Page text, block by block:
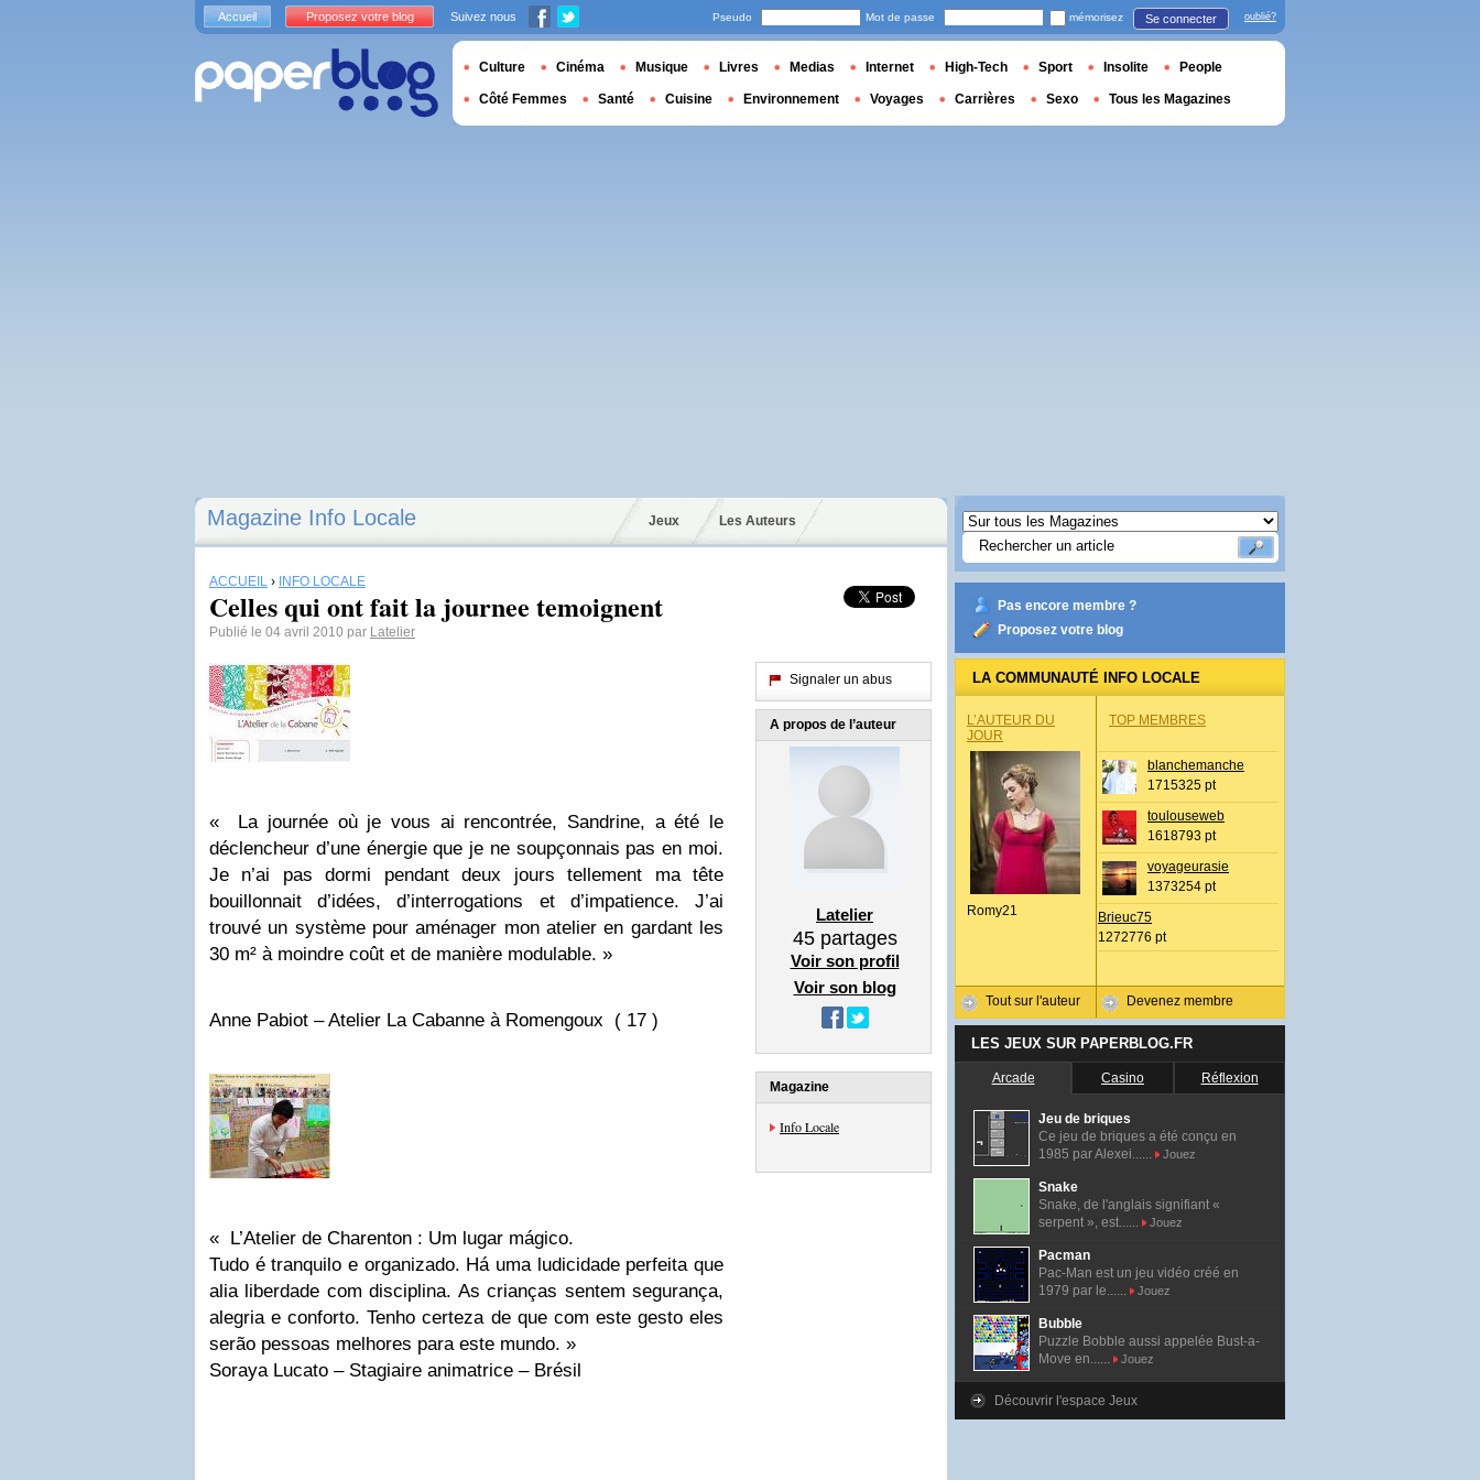
Magazine Info Locale Jeux Les Auteurs
ACCUEIL › INFO LOCALE
Celles qui ont fait la journee temoignent
Publié le 04 avril 2010 par Latelier
« La journée où je vous ai rencontrée, Sandrine, a été le
déclencheur d’une énergie que je ne soupçonnais pas en moi.
Je n’ai pas dormi pendant deux jours tellement ma tête
bouillonnait d’idées, d’interrogations et d’impatience. J’ai
trouvé un système pour aménager mon atelier en gardant les
30 m² à moindre coût et de manière modulable. »
Anne Pabiot – Atelier La Cabanne à Romengoux ( 17 )
« L’Atelier de Charenton : Um lugar mágico.
Tudo é tranquilo e organizado. Há uma ludicidade perfeita que
alia liberdade com disciplina. As crianças sentem segurança,
alegria e conforto. Tenho certeza de que com este gesto eles
serão pessoas melhores para este mundo. »
Soraya Lucato – Stagiaire animatrice – Brésil
Signaler un abus
A propos de l’auteur
Latelier
45partages
Voir son profil
Voir son blog
Magazine
Info Locale
Pas encore membre ?
Proposez votre blog
LA COMMUNAUTÉ INFO LOCALE
L’AUTEUR DU
JOUR
Romy21
Tout sur l'auteur
TOP MEMBRES
blanchemanche
1715325 pt
toulouseweb
1618793 pt
voyageurasie
1373254 pt
Brieuc75
1272776 pt
Devenez membre
LES JEUX SUR PAPERBLOG.FR
Arcade Casino Réflexion
Jeu de briques
Ce jeu de briques a été conçu en
1985 par Alexei......
Jouez
Snake
Snake, de l'anglais signifiant «
serpent », est......
Jouez
Pacman
Pac-Man est un jeu vidéo créé en
1979 par le......
Jouez
Bubble
Puzzle Bobble aussi appelée Bust-a-
Move en......
Jouez
Découvrir l'espace Jeux
Accueil Proposez votre blog Suivez nous Pseudo Mot de passe mémorisez Se connecter oublié?
Culture Cinéma Musique Livres Medias Internet High-Tech Sport Insolite People
Côté Femmes Santé Cuisine Environnement Voyages Carrières Sexo Tous les Magazines